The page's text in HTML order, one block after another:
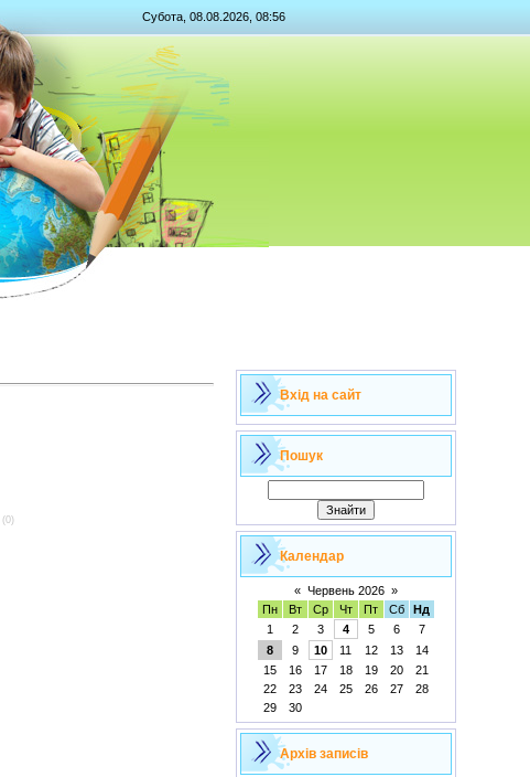
Субота, 08.08.2026, 08:56
(0)
Вхід на сайт
Пошук
Календар
« Червень 2026 »
Пн
Вт Ср Чт Пт Сб
Нд
1
2 3 4 5 6
7
8
9 10 11 12 13
14
15
16 17 18 19 20
21
22
23 24 25 26 27
28
29
30
Архів записів